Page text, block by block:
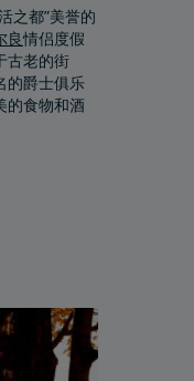
之都”美誉的
良情侣度假
古老的街
的爵士俱乐
的食物和酒